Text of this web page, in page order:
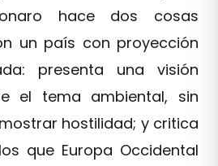
hace dos cosas
un país con proyección
presenta una visión
el tema ambiental, sin
hostilidad; y critica
que Europa Occidental